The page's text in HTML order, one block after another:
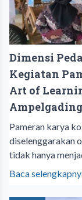
Dimensi
Kegiatan
Art of
Pameran karya
diselenggarakan
tidak hanya
Baca